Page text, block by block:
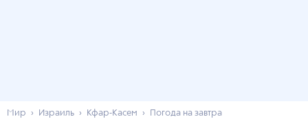
Мир Израиль Кфар-Касем Погода на завтра